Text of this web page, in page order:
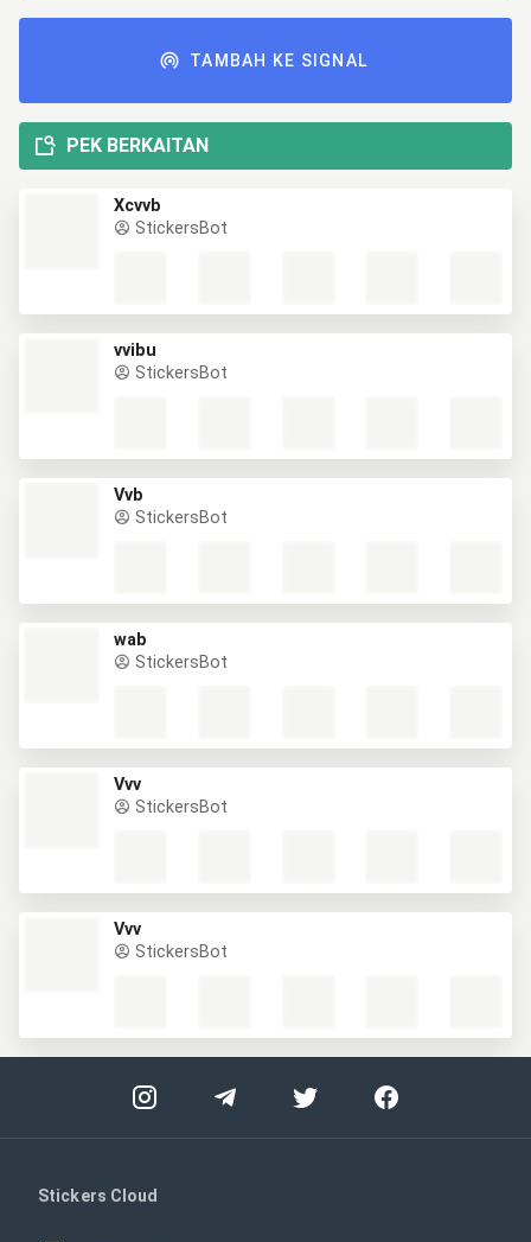
TAMBAH KE SIGNAL
PEK BERKAITAN
Xcvvb
StickersBot
vvibu
StickersBot
Vvb
StickersBot
wab
StickersBot
Vvv
StickersBot
Vvv
StickersBot
Stickers Cloud